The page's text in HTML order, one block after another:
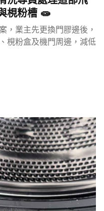
梘粉槽 🧫
，業主先更換門膠邊後，
梘粉盒及機門周邊，減低